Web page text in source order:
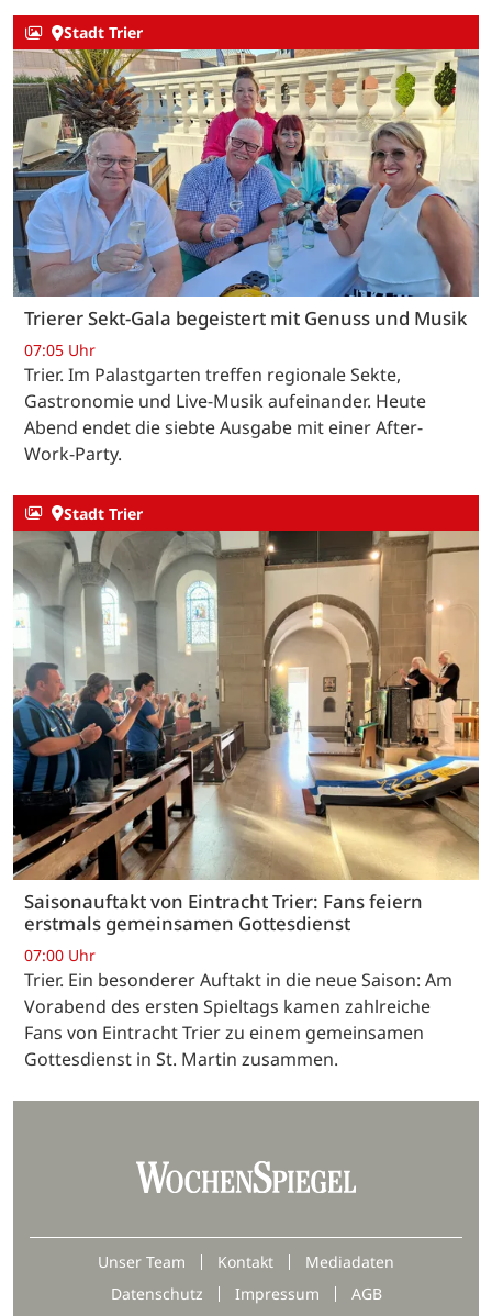
Stadt Trier
Trierer Sekt-Gala begeistert mit Genuss und Musik
07:05 Uhr
Trier. Im Palastgarten treffen regionale Sekte,
Gastronomie und Live-Musik aufeinander. Heute
Abend endet die siebte Ausgabe mit einer After-
Work-Party.
Stadt Trier
Saisonauftakt von Eintracht Trier: Fans feiern
erstmals gemeinsamen Gottesdienst
07:00 Uhr
Trier. Ein besonderer Auftakt in die neue Saison: Am
Vorabend des ersten Spieltags kamen zahlreiche
Fans von Eintracht Trier zu einem gemeinsamen
Gottesdienst in St. Martin zusammen.
Unser Team Kontakt
Mediadaten
Datenschutz
Impressum
AGB